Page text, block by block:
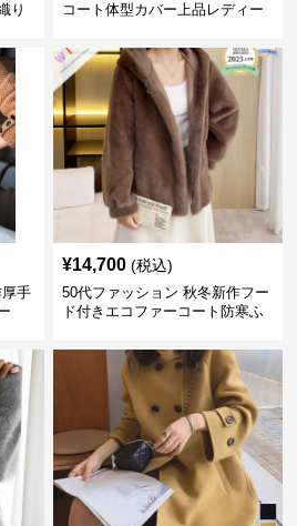
り
コート体型カバー上品レディー
手
¥14,700 (税込)
50代ファッション 秋冬新作フー
ド付きエコファーコート防寒ふ